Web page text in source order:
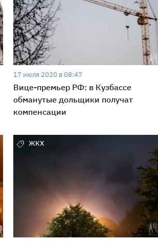
17 июля 2020 в 08:47
Вице-премьер РФ: в Кузбассе
обманутые дольщики получат
компенсации
ЖКХ